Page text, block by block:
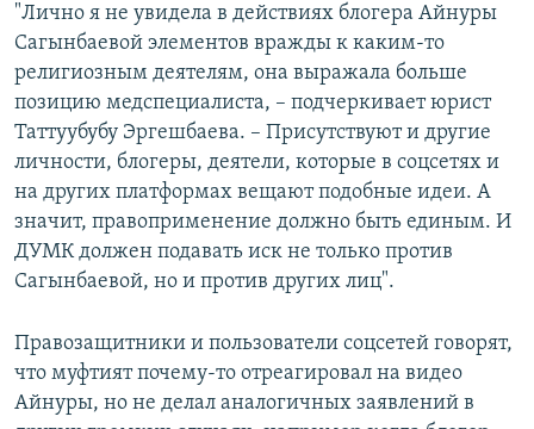
"Лично я не увидела в действиях блогера Айнуры
Сагынбаевой элементов вражды к каким-то
религиозным деятелям, она выражала больше
позицию медспециалиста, – подчеркивает юрист
Таттуубубу Эргешбаева. – Присутствуют и другие
личности, блогеры, деятели, которые в соцсетях и
на других платформах вещают подобные идеи. А
значит, правоприменение должно быть единым. И
ДУМК должен подавать иск не только против
Сагынбаевой, но и против других лиц".
Правозащитники и пользователи соцсетей говорят,
что муфтият почему-то отреагировал на видео
Айнуры, но не делал аналогичных заявлений в